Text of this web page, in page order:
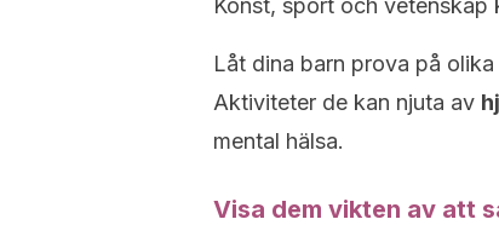
Konst, sport och vetenskap
Låt dina barn prova på
Aktiviteter de kan njuta av
mental hälsa.
Visa dem vikten av att